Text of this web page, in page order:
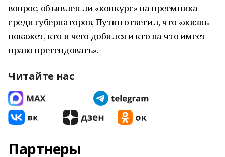
вопрос, объявлен ли «конкурс» на преемника
среди губернаторов, Путин ответил, что «жизнь
покажет, кто и чего добился и кто на что имеет
право претендовать».
Читайте нас
Партнеры